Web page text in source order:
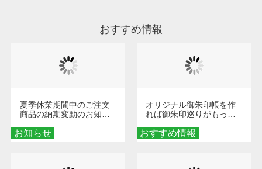
おすすめ情報
お知らせ
夏季休業期間中のご注文
商品の納期変動のお知ら
おすすめ情報
オリジナル御朱印帳を作
れば御朱印巡りがもっと
ダーメイドする魅力と選
び方